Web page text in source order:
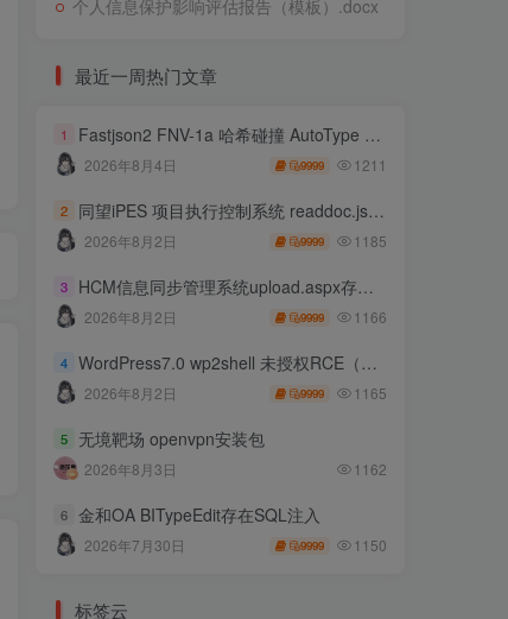
个人信息保护影响评估报告（模板）.docx
最近一周热门文章
1 Fastjson2 FNV-1a 哈希碰撞 AutoType 绕过远程代码执行
2026年8月4日 9999 1211
2 同望iPES 项目执行控制系统 readdoc.jsp存在任意文件读取
2026年8月2日 9999 1185
3 HCM信息同步管理系统upload.aspx存在任意文件上传
2026年8月2日 9999 1166
4 WordPress7.0 wp2shell 未授权RCE（CVE-2026-63030 CVE-2026-60137）
2026年8月2日 9999 1165
5 无境靶场 openvpn安装包
2026年8月3日 1162
6 金和OA BITypeEdit存在SQL注入
2026年7月30日 9999 1150
标签云